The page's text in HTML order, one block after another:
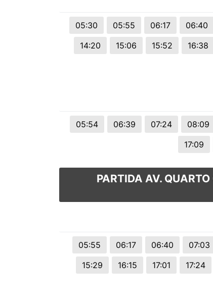
05:30 05:55 06:17 06:40
14:20
15:06 15:52 16:38
05:54 06:39 07:24 08:09
17:09
PARTIDA AV.
05:55 06:17 06:40 07:03
15:29
16:15 17:01 17:24